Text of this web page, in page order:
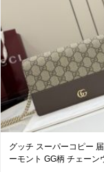
グッチ スーパーコピー
ーモント GG柄 チェーン